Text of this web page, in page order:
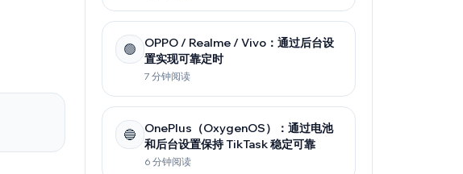
🟢
OPPO / Realme / Vivo：通过后台设
置实现可靠定时
7 分钟阅读
🔵
OnePlus（OxygenOS）：通过电池
和后台设置保持 TikTask 稳定可靠
6 分钟阅读